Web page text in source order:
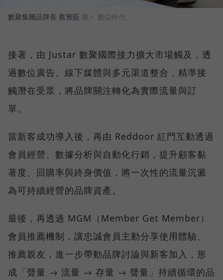
數聚集團品牌長 蔡雅藍 圖／ 數位時代
接著，由 Justar 數聚國際接力擴大市場觸及，透
過數位廣告、線下媒體與多元渠道整合，精準接
觸潛在受眾，將品牌關注轉化為實際流量與訂
單。
當新客成功導入後，再由 Reddoor 紅門互動透過
會員經營、數據分析與自動化行銷，提升顧客黏
著度、回購率與終身價值，將一次性的流量沉澱
為可持續經營的品牌資產。
最後，再透過 MGM（Member Get Member）
會員推薦機制，讓忠誠會員主動分享使用體驗、
推薦親友，進一步帶動品牌討論與新客加入，形
成「聲量 → 流量 → 存量 → 聲量」持續循環的品